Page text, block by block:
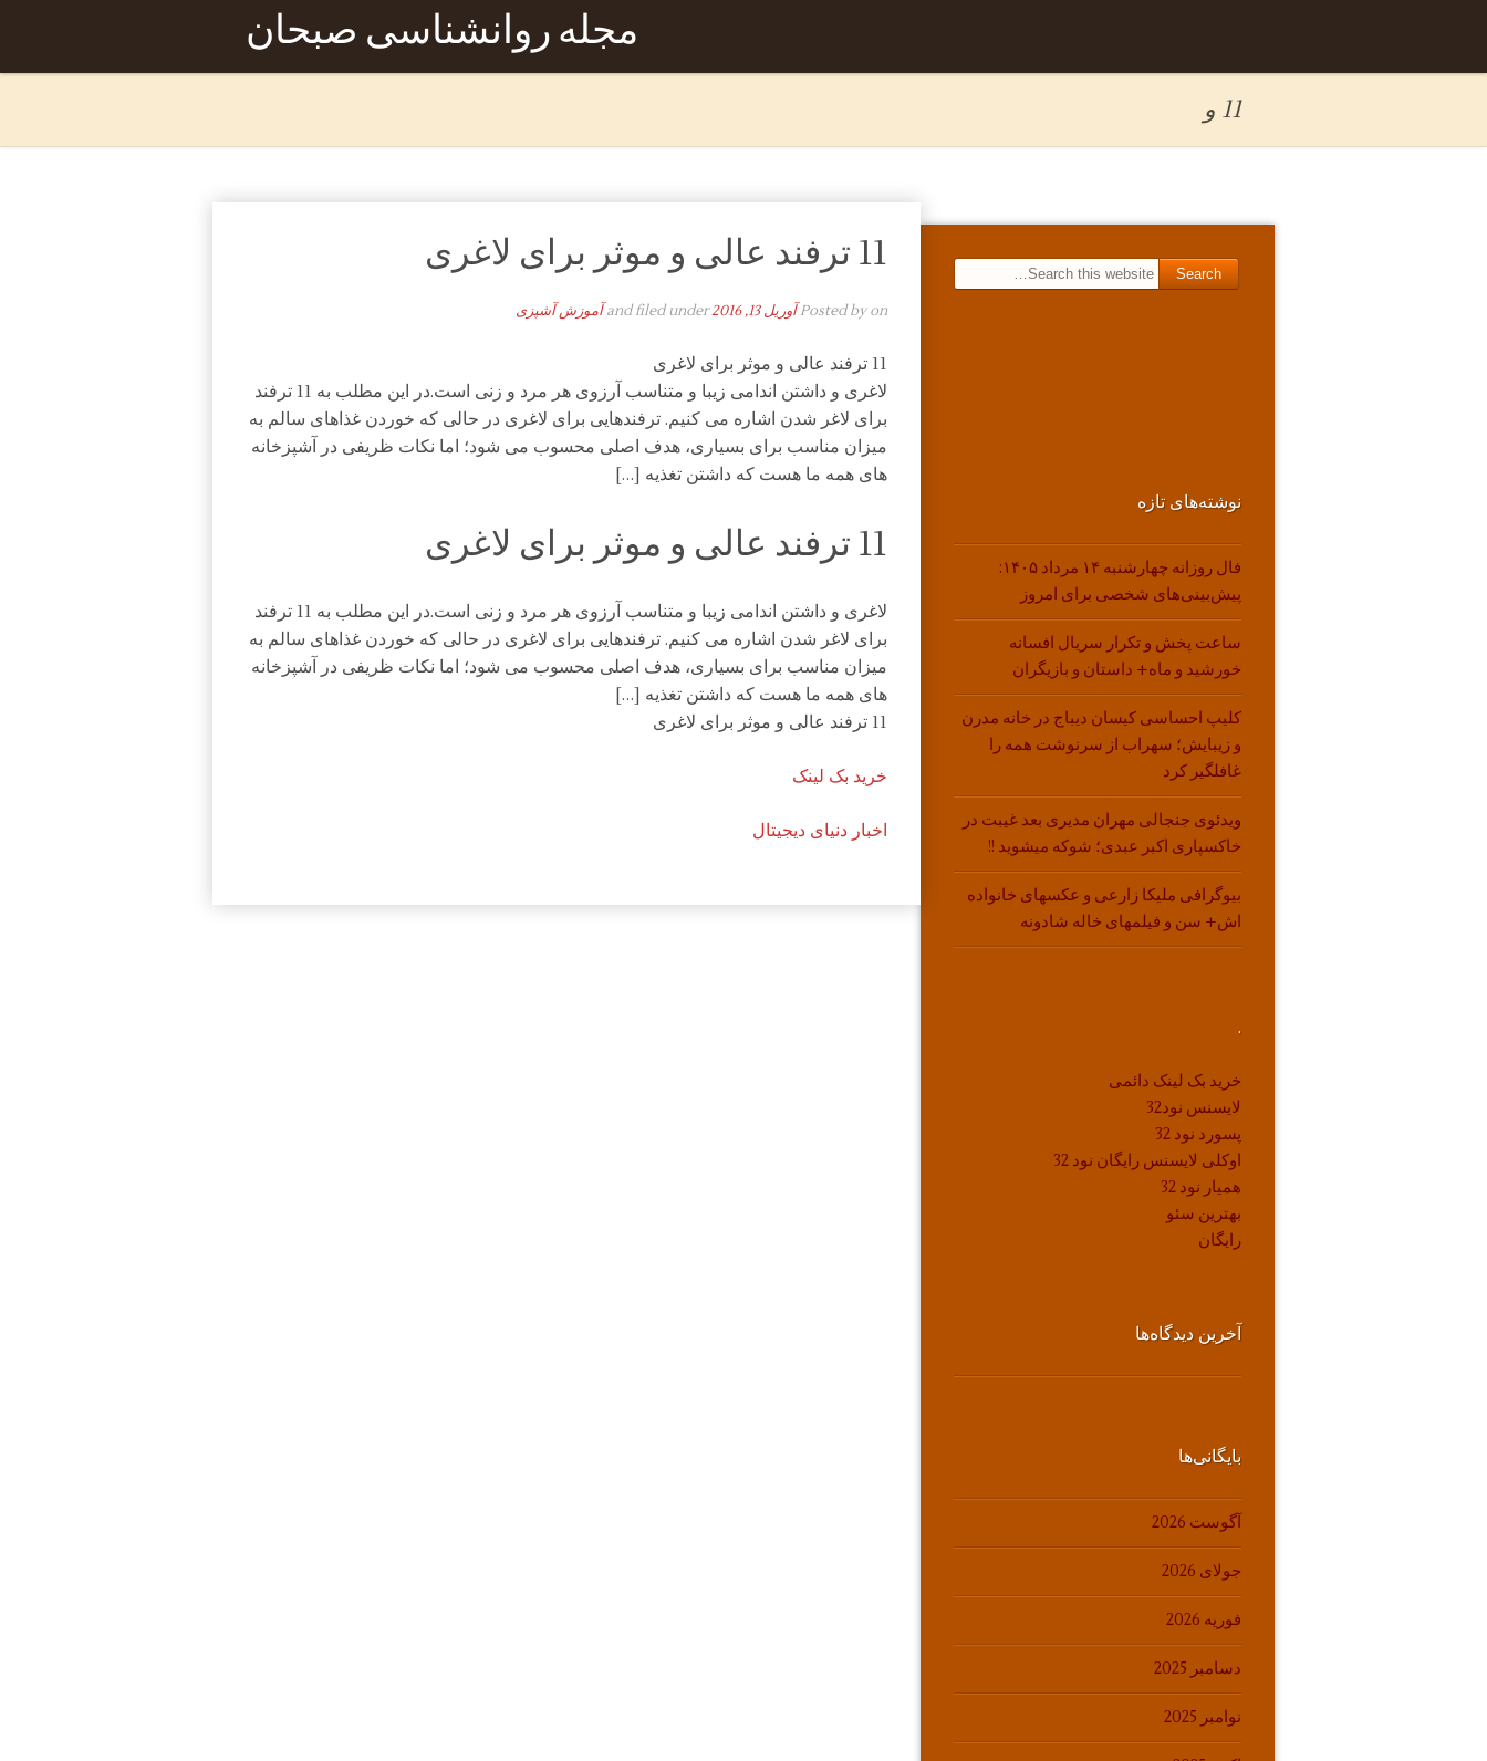
مجله روانشناسی صبحان
11 و
11 ترفند عالی و موثر برای لاغری
Posted byon آوریل 13, 2016 and filed under آموزش آشپزی
11 ترفند عالی و موثر برای لاغری
لاغری و داشتن اندامی زیبا و متناسب آرزوی هر مرد و زنی است.در این مطلب به 11 ترفند
برای لاغر شدن اشاره می کنیم. ترفندهایی برای لاغری در حالی که خوردن غذاهای سالم به
میزان مناسب برای بسیاری، هدف اصلی محسوب می شود؛ اما نکات ظریفی در آشپزخانه
های همه ما هست که داشتن تغذیه […]
11 ترفند عالی و موثر برای لاغری
لاغری و داشتن اندامی زیبا و متناسب آرزوی هر مرد و زنی است.در این مطلب به 11 ترفند
برای لاغر شدن اشاره می کنیم. ترفندهایی برای لاغری در حالی که خوردن غذاهای سالم به
میزان مناسب برای بسیاری، هدف اصلی محسوب می شود؛ اما نکات ظریفی در آشپزخانه
های همه ما هست که داشتن تغذیه […]
11 ترفند عالی و موثر برای لاغری
خرید بک لینک
اخبار دنیای دیجیتال
Search for:
نوشته‌های تازه
فال روزانه چهارشنبه ۱۴ مرداد ۱۴۰۵:
پیش‌بینی‌های شخصی برای امروز
ساعت پخش و تکرار سریال افسانه
خورشید و ماه+ داستان و بازیگران
کلیپ احساسی کیسان دیباج در خانه مدرن
و زیبایش؛ سهراب از سرنوشت همه را
غافلگیر کرد
ویدئوی جنجالی مهران مدیری بعد غیبت در
خاکسپاری اکبر عبدی؛ شوکه میشوید !!
بیوگرافی ملیکا زارعی و عکسهای خانواده
اش+ سن و فیلمهای خاله شادونه
.
خرید بک لینک دائمی
لایسنس نود32
پسورد نود 32
اوکلی لایسنس رایگان نود 32
همیار نود 32
بهترین سئو
رایگان
آخرین دیدگاه‌ها
بایگانی‌ها
آگوست 2026
جولای 2026
فوریه 2026
دسامبر 2025
نوامبر 2025